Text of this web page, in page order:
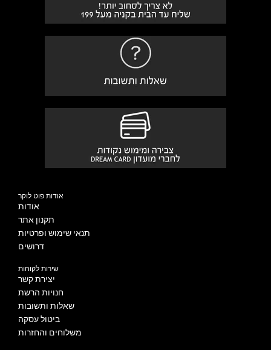
אודות פוט לוקר
אודות
תקנון אתר
תנאי שימוש ופרטיות
דרושים
שירות לקוחות
יצירת קשר
חנויות הרשת
שאלות ותשובות
ביטול עסקה
משלוחים והחזרות